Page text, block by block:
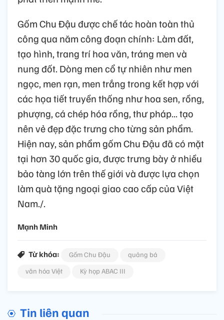
Gốm Chu Đậu được chế tác hoàn toàn thủ
công qua năm công đoạn chính: Làm đất,
tạo hình, trang trí hoa văn, tráng men và
nung đốt. Dòng men cổ tự nhiên như men
ngọc, men rạn, men trắng trong kết hợp với
các họa tiết truyền thống như hoa sen, rồng,
phượng, cá chép hóa rồng, thư pháp... tạo
nên vẻ đẹp đặc trưng cho từng sản phẩm.
Hiện nay, sản phẩm gốm Chu Đậu đã có mặt
tại hơn 30 quốc gia, được trưng bày ở nhiều
bảo tàng lớn trên thế giới và được lựa chọn
làm quà tặng ngoại giao cao cấp của Việt
Nam./.
Mạnh Minh
Từ khóa: Gốm Chu Đậu
quảng bá
văn hóa Việt
Kỳ họp ABAC III
Tin liên quan